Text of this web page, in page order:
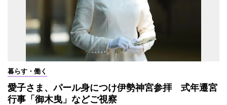
暮らす・働く
愛子さま、パール身につけ伊勢神宮参拝 式年遷宮
行事「御木曳」などご視察